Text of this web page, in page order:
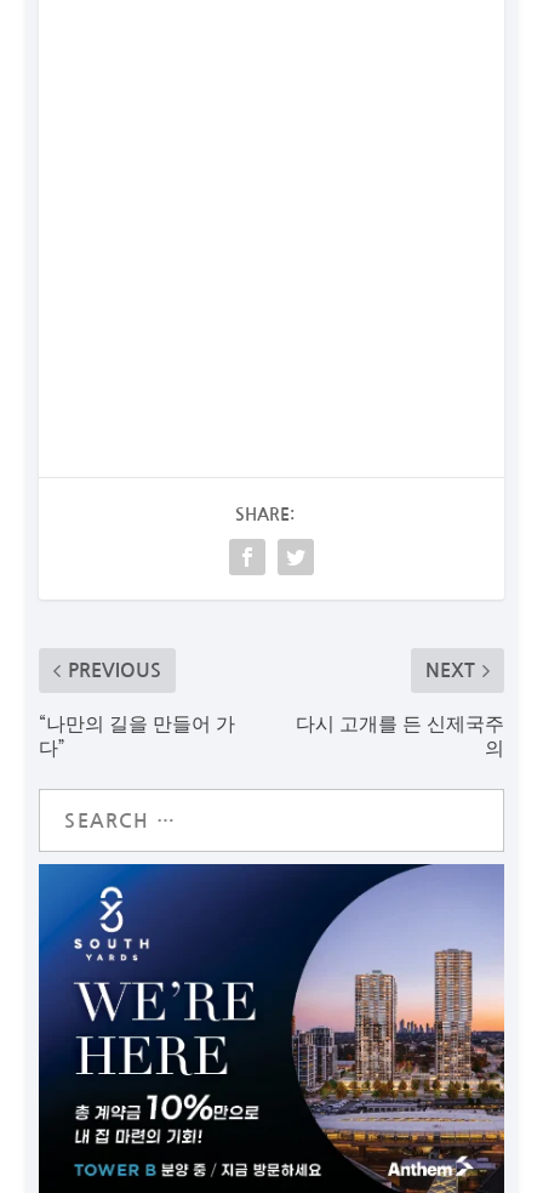
SHARE:
PREVIOUS
“나만의 길을 만들어 가
다”
NEXT
다시 고개를 든 신제국주
의